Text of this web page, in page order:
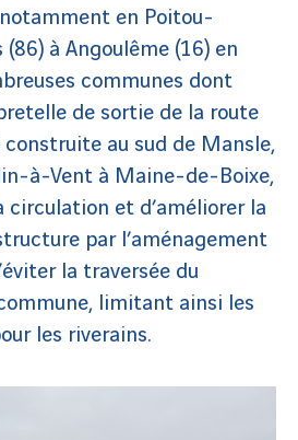
en Poitou-
à Angoulême (16) en
communes dont
de sortie de la route
au sud de Mansle,
à-Vent à Maine-de-Boixe,
circulation et d’améliorer la
par l’aménagement
la traversée du
limitant ainsi les
les riverains.